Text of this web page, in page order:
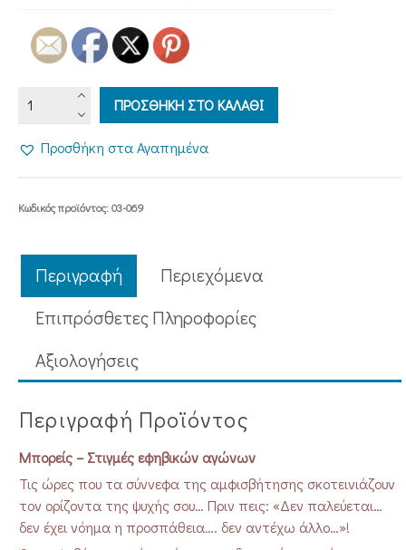
ΜΠΟΡΕΙΣ
Στιγμές
ποσότητα
ΠΡΟΣΘΗΚΗ ΣΤΟ ΚΑΛΑΘΙ
Προσθήκη στα Αγαπημένα
Κωδικός προϊόντος:03-069
Περιγραφή
Περιεχόμενα
Επιπρόσθετες Πληροφορίες
Aξιολογήσεις
Περιγραφή Προϊόντος
Μπορείς – Στιγμές εφηβικών αγώνων
Τις ώρες που τα σύννεφα της αμφισβήτησης σκοτεινιάζουν
τον ορίζοντα της ψυχής σου… Πριν πεις: «Δεν παλεύεται…
δεν έχει νόημα η προσπάθεια…. δεν αντέχω άλλο…»!